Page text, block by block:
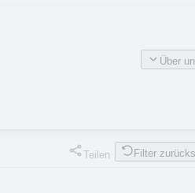
Über
Teilen Filter